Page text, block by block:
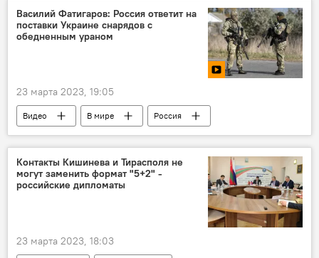
оружие
Василий Фатигаров: Россия ответит на
поставки Украине снарядов с
обедненным ураном
23 марта 2023, 19:05
Видео В мире Россия
Контакты Кишинева и Тирасполя не
могут заменить формат "5+2" -
российские дипломаты
23 марта 2023, 18:03